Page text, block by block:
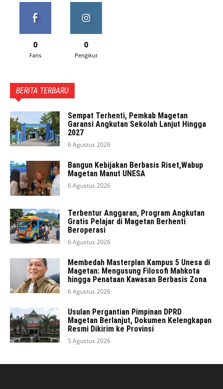
0
Fans
0
Pengikut
BERITA TERBARU
Sempat Terhenti, Pemkab Magetan
Garansi Angkutan Sekolah Lanjut Hingga
2027
6 Agustus 2026
Bangun Kebijakan Berbasis Riset,Wabup
Magetan Manut UNESA
6 Agustus 2026
Terbentur Anggaran, Program Angkutan
Gratis Pelajar di Magetan Berhenti
Beroperasi
6 Agustus 2026
Membedah Masterplan Kampus 5 Unesa di
Magetan: Mengusung Filosofi Mahkota
hingga Penataan Kawasan Berbasis Zona
6 Agustus 2026
Usulan Pergantian Pimpinan DPRD
Magetan Berlanjut, Dokumen Kelengkapan
Resmi Dikirim ke Provinsi
5 Agustus 2026